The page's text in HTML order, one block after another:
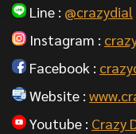
Line : @crazydial
Instagram :
Facebook :
Website :
Youtube : Crazy